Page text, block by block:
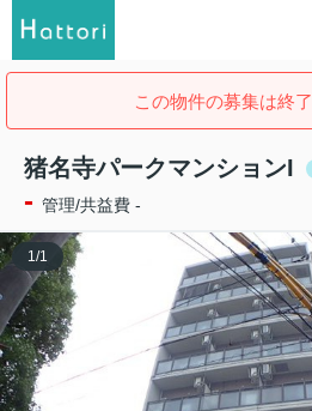
この物件の募集は終了
猪名寺パークマンションI
- 管理/共益費 -
1/1